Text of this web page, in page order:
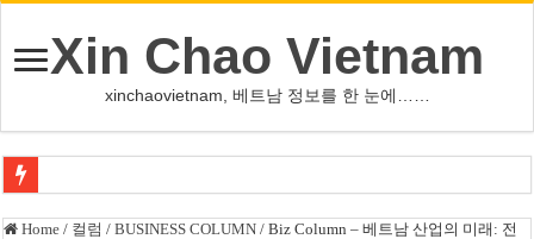
Xin Chao Vietnam
xinchaovietnam, 베트남 정보를 한 눈에……
오덕 목사, 32년 베트남 삶 담은 첫 디카시집 ‘한 컷의 서정’ 출간
Home / 컬럼 / BUSINESS COLUMN / Biz Column – 베트남 산업의 미래: 전